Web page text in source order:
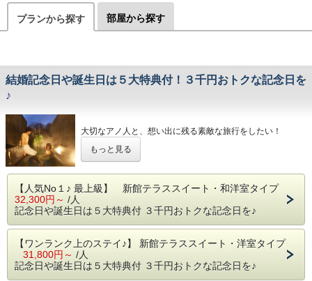
プランから探す 部屋から探す
結婚記念日や誕生日は５大特典付！３千円おトクな記念日を
♪
大切なアノ人と、想い出に残る素敵な旅行をしたい！
そんなカップルの方に選ばれて続けている、人気のプランで
す
３０００円もおトクに泊まれる、その内容とは･･･
◇プラン内容＆特典
① お砂糖を使ってないからとってもヘルシー
もっと見る
【人気No１♪ 最上級】 新館テラススイート・和洋室タイプ
32,300円～ /人
記念日や誕生日は５大特典付 ３千円おトクな記念日を♪
【ワンランク上のステイ♪】 新館テラススイート・洋室タイプ
31,800円～ /人
記念日や誕生日は５大特典付 ３千円おトクな記念日を♪